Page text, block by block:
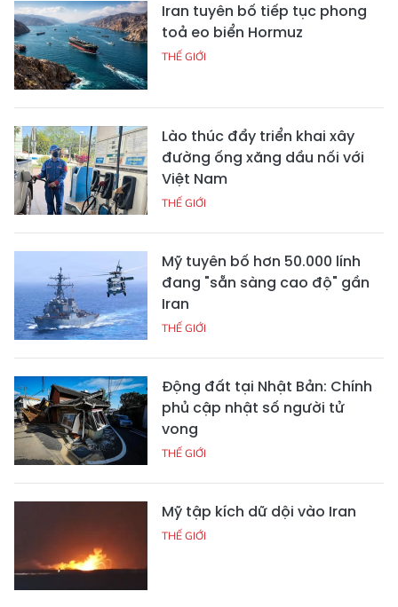
Iran tuyên bố tiếp tục phong
toả eo biển Hormuz
THẾ GIỚI
Lào thúc đẩy triển khai xây
đường ống xăng dầu nối với
Việt Nam
THẾ GIỚI
Mỹ tuyên bố hơn 50.000 lính
đang "sẵn sàng cao độ" gần
Iran
THẾ GIỚI
Động đất tại Nhật Bản: Chính
phủ cập nhật số người tử
vong
THẾ GIỚI
Mỹ tập kích dữ dội vào Iran
THẾ GIỚI